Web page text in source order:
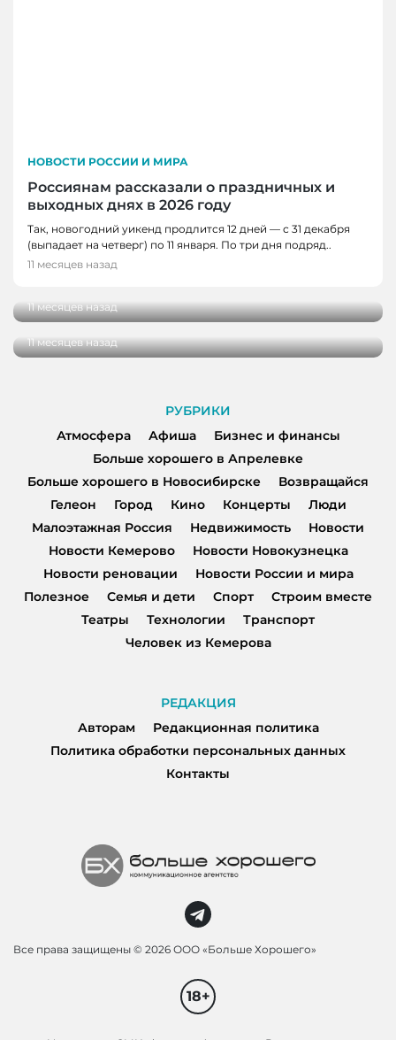
НОВОСТИ РОССИИ И МИРА
Россиянам рассказали о праздничных и
выходных днях в 2026 году
Так, новогодний уикенд продлится 12 дней — с 31 декабря
(выпадает на четверг) по 11 января. По три дня подряд..
11 месяцев назад
НОВОСТИ РОССИИ И МИРА
Памятник Феликсу Дзержинскому открыли
11 месяцев назад
АТМОСФЕРА, НОВОСТИ РОССИИ И МИРА
создать в России
11 месяцев назад
РУБРИКИ
Атмосфера
Афиша
Бизнес и финансы
Больше хорошего в Апрелевке
Больше хорошего в Новосибирске
Возвращайся
Гелеон
Город Кино Концерты
Люди
Малоэтажная Россия
Недвижимость
Новости
Новости Кемерово
Новости Новокузнецка
Новости реновации
Новости России и мира
Полезное
Семья и дети Спорт
Строим вместе
Театры
Технологии
Транспорт
Человек из Кемерова
РЕДАКЦИЯ
Авторам
Редакционная политика
Политика обработки персональных данных
Контакты
Все права защищены © 2026 ООО «Больше Хорошего»
18+